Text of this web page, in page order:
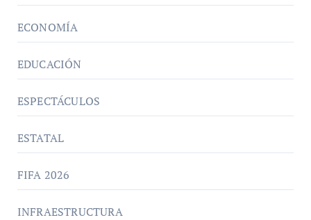
ECONOMÍA
EDUCACIÓN
ESPECTÁCULOS
ESTATAL
FIFA 2026
INFRAESTRUCTURA